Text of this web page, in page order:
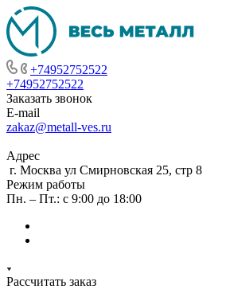
+74952752522
+74952752522
Заказать звонок
E-mail
zakaz@metall-ves.ru
Адрес
г. Москва ул Смирновская 25, стр 8
Режим работы
Пн. – Пт.: с 9:00 до 18:00
Рассчитать заказ